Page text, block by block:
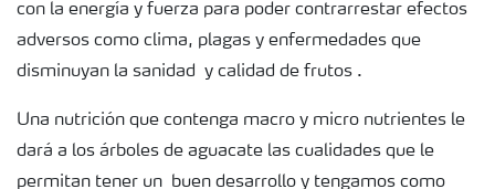
Red de Distribuidores Ecuador
Deficiencias
con la energía y fuerza para poder contrarrestar efectos
adversos como clima, plagas y enfermedades que
disminuyan la sanidad y calidad de frutos .
Una nutrición que contenga macro y micro nutrientes le
dará a los árboles de aguacate las cualidades que le
permitan tener un buen desarrollo y tengamos como